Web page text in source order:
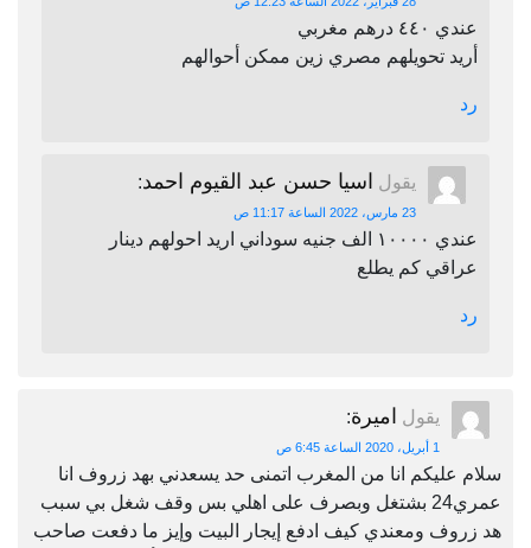
عندي ٤٤٠ درهم مغربي
أريد تحويلهم مصري زين ممكن أحوالهم
رد
يقول اسيا حسن عبد القيوم احمد:
23 مارس، 2022 الساعة 11:17 ص
عندي ١٠٠٠٠ الف جنيه سوداني اريد احولهم دينار
عراقي كم يطلع
رد
يقول اميرة:
1 أبريل، 2020 الساعة 6:45 ص
سلام عليكم انا من المغرب اتمنى حد يسعدني بهد زروف انا
عمري24 بشتغل وبصرف على اهلي بس وقف شغل بي سبب
هد زروف ومعندي كيف ادفع إيجار البيت وإيز ما دفعت صاحب